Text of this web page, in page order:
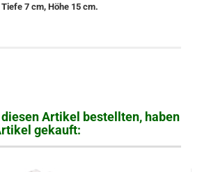
7 cm, Höhe 15 cm.
diesen Artikel bestellten, haben
gekauft: